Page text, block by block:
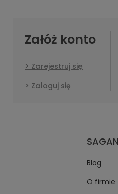
Załóż konto
Zarejestruj się
Zaloguj się
Blog
O firmie